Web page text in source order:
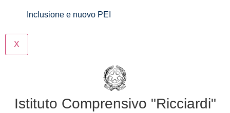
Inclusione e nuovo PEI
X
Istituto Comprensivo "Ricciardi"